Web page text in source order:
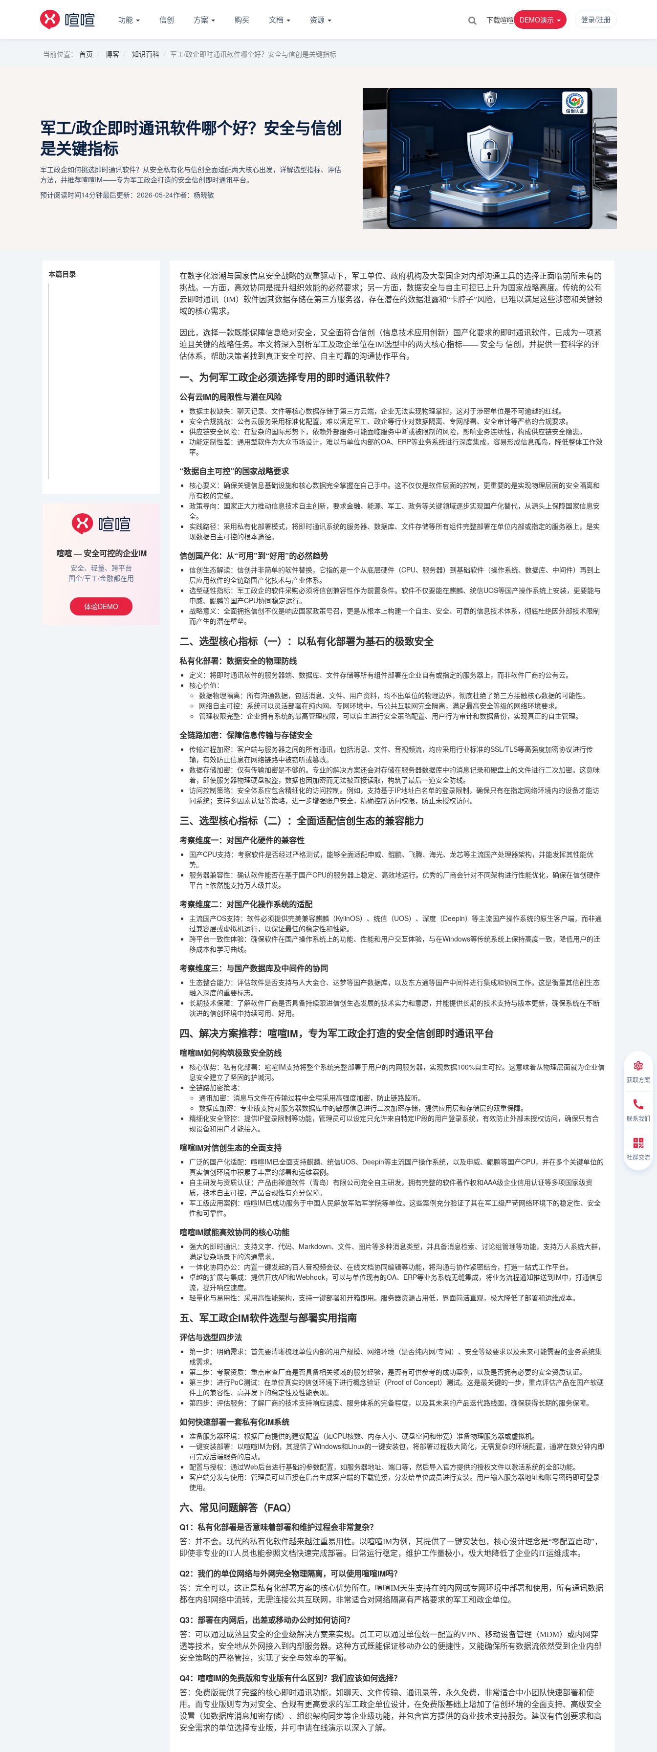
功能 信创 方案 购买 文档 资源 下载喧喧 DEMO演示 登录/注册
当前位置： 首页 博客 知识百科 军工/政企即时通讯软件哪个好？安全与信创是关键指标
军工/政企即时通讯软件哪个好？安全与信创
是关键指标
军工政企如何挑选即时通讯软件？从安全私有化与信创全面适配两大核心出发，详解选型指标、评估
方法，并推荐喧喧IM——专为军工政企打造的安全信创即时通讯平台。
预计阅读时间14分钟最后更新：2026-05-24作者：杨晓敏
本篇目录
喧喧 — 安全可控的企业IM
安全、轻量、跨平台
国企/军工/金融都在用
体验DEMO
在数字化浪潮与国家信息安全战略的双重驱动下，军工单位、政府机构及大型国企对内部沟通工具的选择正面临前所未有的
挑战。一方面，高效协同是提升组织效能的必然要求；另一方面，数据安全与自主可控已上升为国家战略高度。传统的公有
云即时通讯（IM）软件因其数据存储在第三方服务器，存在潜在的数据泄露和“卡脖子”风险，已难以满足这些涉密和关键领
域的核心需求。
因此，选择一款既能保障信息绝对安全，又全面符合信创（信息技术应用创新）国产化要求的即时通讯软件，已成为一项紧
迫且关键的战略任务。本文将深入剖析军工及政企单位在IM选型中的两大核心指标—— 安全与 信创 ，并提供一套科学的评
估体系，帮助决策者找到真正安全可控、自主可靠的沟通协作平台。
一、为何军工政企必须选择专用的即时通讯软件？
公有云IM的局限性与潜在风险
数据主权缺失：聊天记录、文件等核心数据存储于第三方云端，企业无法实现物理掌控，这对于涉密单位是不可逾越的红线。
安全合规挑战：公有云服务采用标准化配置，难以满足军工、政企等行业对数据隔离、专网部署、安全审计等严格的合规要求。
供应链安全风险：在复杂的国际形势下，依赖外部服务可能面临服务中断或被限制的风险，影响业务连续性，构成供应链安全隐患。
功能定制性差：通用型软件为大众市场设计，难以与单位内部的OA、ERP等业务系统进行深度集成，容易形成信息孤岛，降低整体工作效
率。
“数据自主可控”的国家战略要求
核心要义 ：确保关键信息基础设施和核心数据完全掌握在自己手中。这不仅仅是软件层面的控制，更重要的是实现物理层面的安全隔离和
所有权的完整。
政策导向：国家正大力推动信息技术自主创新，要求金融、能源、军工、政务等关键领域逐步实现国产化替代，从源头上保障国家信息安
全。
实践路径：采用私有化部署模式，将即时通讯系统的服务器、数据库、文件存储等所有组件完整部署在单位内部或指定的服务器上，是实
现数据自主可控的根本途径。
信创国产化：从“可用”到“好用”的必然趋势
信创生态解读：信创并非简单的软件替换，它指的是一个从底层硬件（CPU、服务器）到基础软件（操作系统、数据库、中间件）再到上
层应用软件的全链路国产化技术与产业体系。
选型硬性指标：军工政企的软件采购必须将信创兼容性作为前置条件。软件不仅要能在麒麟、统信UOS等国产操作系统上安装，更要能与
申威、鲲鹏等国产CPU协同稳定运行。
战略意义 ：全面拥抱信创不仅是响应国家政策号召，更是从根本上构建一个自主、安全、可靠的信息技术体系，彻底杜绝因外部技术限制
而产生的潜在壁垒。
二、选型核心指标（一）：以私有化部署为基石的极致安全
私有化部署：数据安全的物理防线
定义 ：将即时通讯软件的服务器端、数据库、文件存储等所有组件部署在企业自有或指定的服务器上，而非软件厂商的公有云。
核心价值：
数据物理隔离：所有沟通数据，包括消息、文件、用户资料，均不出单位的物理边界，彻底杜绝了第三方接触核心数据的可能性。
网络自主可控：系统可以灵活部署在纯内网、专网环境中，与公共互联网完全隔离，满足最高安全等级的网络环境要求。
管理权限完整：企业拥有系统的最高管理权限，可以自主进行安全策略配置、用户行为审计和数据备份，实现真正的自主管理。
全链路加密：保障信息传输与存储安全
传输过程加密：客户端与服务器之间的所有通讯，包括消息、文件、音视频流，均应采用行业标准的SSL/TLS等高强度加密协议进行传
输，有效防止信息在网络链路中被窃听或篡改。
数据存储加密：仅有传输加密是不够的。专业的解决方案还会对存储在服务器数据库中的消息记录和硬盘上的文件进行二次加密。这意味
着，即使服务器物理硬盘被盗，数据也因加密而无法被直接读取，构筑了最后一道安全防线。
访问控制策略：安全体系应包含精细化的访问控制。例如，支持基于IP地址白名单的登录限制，确保只有在指定网络环境内的设备才能访
问系统；支持多因素认证等策略，进一步增强账户安全，精确控制访问权限，防止未授权访问。
三、选型核心指标（二）：全面适配信创生态的兼容能力
考察维度一：对国产化硬件的兼容性
国产CPU支持：考察软件是否经过严格测试，能够全面适配申威、鲲鹏、飞腾、海光、龙芯等主流国产处理器架构，并能发挥其性能优
势。
服务器兼容性：确认软件能否在基于国产CPU的服务器上稳定、高效地运行。优秀的厂商会针对不同架构进行性能优化，确保在信创硬件
平台上依然能支持万人级并发。
考察维度二：对国产化操作系统的适配
主流国产OS支持：软件必须提供完美兼容麒麟（KylinOS）、统信（UOS）、深度（Deepin）等主流国产操作系统的原生客户端，而非通
过兼容层或虚拟机运行，以保证最佳的稳定性和性能。
跨平台一致性体验：确保软件在国产操作系统上的功能、性能和用户交互体验，与在Windows等传统系统上保持高度一致，降低用户的迁
移成本和学习曲线。
考察维度三：与国产数据库及中间件的协同
生态整合能力：评估软件是否支持与人大金仓、达梦等国产数据库，以及东方通等国产中间件进行集成和协同工作。这是衡量其信创生态
融入深度的重要标志。
长期技术保障：了解软件厂商是否具备持续跟进信创生态发展的技术实力和意愿，并能提供长期的技术支持与版本更新，确保系统在不断
演进的信创环境中持续可用、好用。
四、解决方案推荐：喧喧IM，专为军工政企打造的安全信创即时通讯平台
喧喧IM如何构筑极致安全防线
核心优势：私有化部署：喧喧IM支持将整个系统完整部署于用户的内网服务器，实现数据100%自主可控。这意味着从物理层面就为企业信
息安全建立了坚固的护城河。
全链路加密策略：
通讯加密：消息与文件在传输过程中全程采用高强度加密，防止链路监听。
数据库加密：专业版支持对服务器数据库中的敏感信息进行二次加密存储，提供应用层和存储层的双重保障。
精细化安全管控：提供IP登录限制等功能，管理员可以设定只允许来自特定IP段的用户登录系统，有效防止外部未授权访问，确保只有合
规设备和用户才能接入。
喧喧IM对信创生态的全面支持
广泛的国产化适配：喧喧IM已全面支持麒麟、统信UOS、Deepin等主流国产操作系统，以及申威、鲲鹏等国产CPU，并在多个关键单位的
真实信创环境中积累了丰富的部署和运维案例。
自主研发与资质认证：产品由禅道软件（青岛）有限公司完全自主研发，拥有完整的软件著作权和AAA级企业信用认证等多项国家级资
质，技术自主可控，产品合规性有充分保障。
军工级应用案例：喧喧IM已成功服务于中国人民解放军陆军学院等单位。这些案例充分验证了其在军工级严苛网络环境下的稳定性、安全
性和可靠性。
喧喧IM赋能高效协同的核心功能
强大的即时通讯：支持文字、代码、Markdown、文件、图片等多种消息类型，并具备消息检索、讨论组管理等功能，支持万人系统大群，
满足复杂场景下的沟通需求。
一体化协同办公：内置一键发起的百人音视频会议、在线文档协同编辑等功能，将沟通与协作紧密结合，打造一站式工作平台。
卓越的扩展与集成：提供开放API和Webhook，可以与单位现有的OA、ERP等业务系统无缝集成，将业务流程通知推送到IM中，打通信息
流，提升响应速度。
轻量化与易用性：采用高性能架构，支持一键部署和开箱即用。服务器资源占用低，界面简洁直观，极大降低了部署和运维成本。
五、军工政企IM软件选型与部署实用指南
评估与选型四步法
第一步：明确需求：首先要清晰梳理单位内部的用户规模、网络环境（是否纯内网/专网）、安全等级要求以及未来可能需要的业务系统集
成需求。
第二步：考察资质：重点审查厂商是否具备相关领域的服务经验，是否有可供参考的成功案例，以及是否拥有必要的安全资质认证。
第三步：进行PoC测试：在单位真实的信创环境下进行概念验证（Proof of Concept）测试。这是最关键的一步，重点评估产品在国产软硬
件上的兼容性、高并发下的稳定性及性能表现。
第四步：评估服务：了解厂商的技术支持响应速度、服务体系的完备程度，以及其未来的产品迭代路线图，确保获得长期的服务保障。
如何快速部署一套私有化IM系统
准备服务器环境：根据厂商提供的建议配置（如CPU核数、内存大小、硬盘空间和带宽）准备物理服务器或虚拟机。
一键安装部署：以喧喧IM为例，其提供了Windows和Linux的一键安装包，将部署过程极大简化，无需复杂的环境配置，通常在数分钟内即
可完成后端服务的启动。
配置与授权：通过Web后台进行基础的参数配置，如服务器地址、端口等，然后导入官方提供的授权文件以激活系统的全部功能。
客户端分发与使用：管理员可以直接在后台生成客户端的下载链接，分发给单位成员进行安装。用户输入服务器地址和账号密码即可登录
使用。
六、常见问题解答（FAQ）
Q1：私有化部署是否意味着部署和维护过程会非常复杂？
答：并不会。现代的私有化软件越来越注重易用性。以喧喧IM为例，其提供了一键安装包，核心设计理念是“零配置启动”，
即使非专业的IT人员也能参照文档快速完成部署。日常运行稳定，维护工作量极小，极大地降低了企业的IT运维成本。
Q2：我们的单位网络与外网完全物理隔离，可以使用喧喧IM吗？
答：完全可以。这正是私有化部署方案的核心优势所在。喧喧IM天生支持在纯内网或专网环境中部署和使用，所有通讯数据
都在内部网络中流转，无需连接公共互联网，非常适合对网络隔离有严格要求的军工和政企单位。
Q3：部署在内网后，出差或移动办公时如何访问？
答：可以通过成熟且安全的企业级解决方案来实现。员工可以通过单位统一配置的VPN、移动设备管理（MDM）或内网穿
透等技术，安全地从外网接入到内部服务器。这种方式既能保证移动办公的便捷性，又能确保所有数据流依然受到企业内部
安全策略的严格管控，实现了安全与效率的平衡。
Q4：喧喧IM的免费版和专业版有什么区别？我们应该如何选择？
答：免费版提供了完整的核心即时通讯功能，如聊天、文件传输、通讯录等，永久免费，非常适合中小团队快速部署和使
用。而专业版则专为对安全、合规有更高要求的军工政企单位设计，在免费版基础上增加了信创环境的全面支持、高级安全
设置（如数据库消息加密存储）、组织架构同步等企业级功能，并包含官方提供的商业技术支持服务。建议有信创要求和高
安全需求的单位选择专业版，并可申请在线演示以深入了解。
获取方案
联系我们
社群交流